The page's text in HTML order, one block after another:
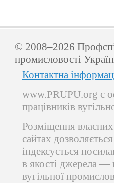
© 2008–2026
промисловості
Контактна
www.PRUPU.org є
працівників
Розміщення
сайтах
індексується
в якості джерела —
вугільної